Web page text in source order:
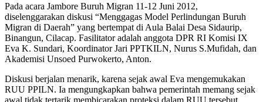
Pada acara Jambore Buruh Migran 11-12 Juni 2012,
diselenggarakan diskusi “Menggagas Model Perlindungan Buruh
Migran di Daerah” yang bertempat di Aula Balai Desa Sidaurip,
Binangun, Cilacap. Fasilitator adalah anggota DPR RI Komisi IX
Eva K. Sundari, Koordinator Jari PPTKILN, Nurus S.Mufidah, dan
Akademisi Unsoed Purwokerto, Anton.
Diskusi berjalan menarik, karena sejak awal Eva mengemukakan
RUU PPILN. Ia mengungkapkan bahwa pemerintah memang sejak
awal tidak tertarik membicarakan proteksi dalam RUU tersebut.